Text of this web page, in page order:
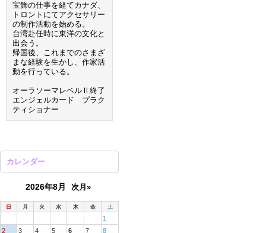
宝飾の仕事を経てカナダ、
トロントにてアクセサリー
の制作活動を始める。
台湾赴任時に東洋の文化と
出会う。
帰国後、これまでのさまざ
まな経験を生かし、作家活
動を行っている。
オーラソーマレベルⅡ終了
エンジェルカード プラク
ティショナー
カレンダー
2026年8月 次月»
日 月 火 水 木 金 土
1
2
3 4 5 6 7 8